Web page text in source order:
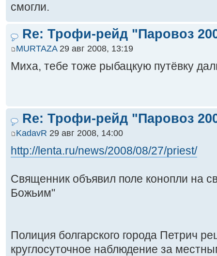
смогли.
Re: Трофи-рейд "Паровоз
MURTAZA29 авг 2008, 13:19
Миха, тебе тоже рыбацкую путёвку
Re: Трофи-рейд "Паровоз
KadavR 29 авг 2008, 14:00
http://lenta.ru/news/2008/08/27/priest/
Священник объявил поле конопли на
Божьим"
Полиция болгарского города Петрич
круглосуточное наблюдение за